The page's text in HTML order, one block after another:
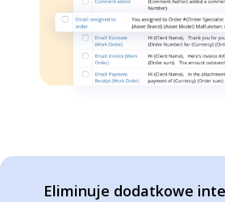
Eliminuje dodatkowe